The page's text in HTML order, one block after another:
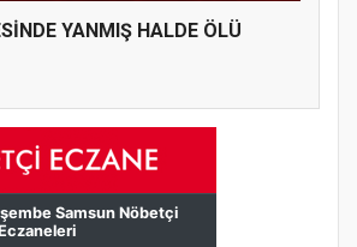
YANMIŞ HALDE ÖLÜ